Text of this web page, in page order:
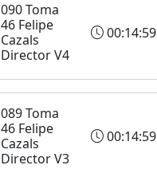
090 Toma
46 Felipe
Cazals
Director V4
00:14:59
089 Toma
46 Felipe
Cazals
Director V3
00:14:59